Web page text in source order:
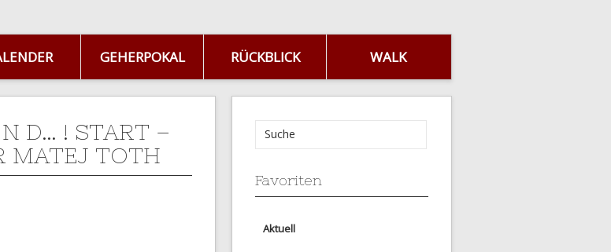
GEHERPOKAL RÜCKBLICK WALK
D… ! START –
MATEJ TOTH
Favoriten
Aktuell